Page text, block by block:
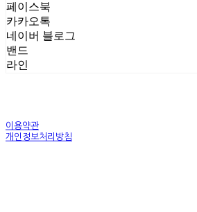
페이스북
카카오톡
네이버 블로그
밴드
라인
이용약관
개인정보처리방침